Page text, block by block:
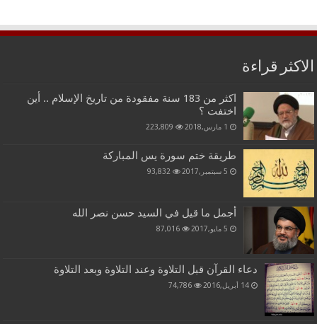
الاكثر قراءة
اكثر من 183 سنة مفقودة من تاريخ الإسلام .. أين
اختفت ؟
1 مارس,2018 223,809
طريقة ختم سورة يس المباركة
5 سبتمبر,2017 93,832
أجمل ما قيل في السيد حسن نصر الله
5 مايو,2017 87,016
دعاء القرآن قبل التلاوة وعند التلاوة وبعد التلاوة
14 أبريل,2016 74,786